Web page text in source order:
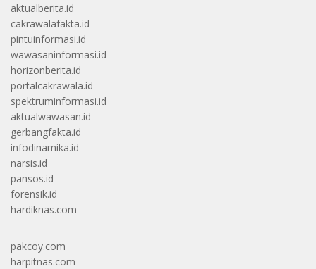
aktualberita.id
cakrawalafakta.id
pintuinformasi.id
wawasaninformasi.id
horizonberita.id
portalcakrawala.id
spektruminformasi.id
aktualwawasan.id
gerbangfakta.id
infodinamika.id
narsis.id
pansos.id
forensik.id
hardiknas.com
pakcoy.com
harpitnas.com